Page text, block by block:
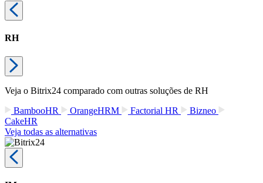
RH
Veja o Bitrix24 comparado com outras soluções de RH
BambooHR
OrangeHRM Factorial HR
Bizneo
CakeHR
Veja todas as alternativas